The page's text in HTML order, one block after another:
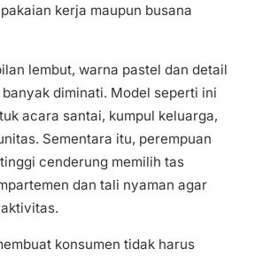
kerja maupun busana
lembut, warna pastel dan detail
diminati. Model seperti ini
acara santai, kumpul keluarga,
Sementara itu, perempuan
cenderung memilih tas
dan tali nyaman agar
konsumen tidak harus